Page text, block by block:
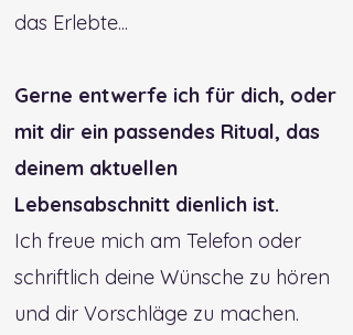
das Erlebte...
Gerne entwerfe ich für dich, oder
mit dir ein passendes Ritual, das
deinem aktuellen
Lebensabschnitt dienlich ist.
Ich freue mich am Telefon oder
schriftlich deine Wünsche zu hören
und dir Vorschläge zu machen.